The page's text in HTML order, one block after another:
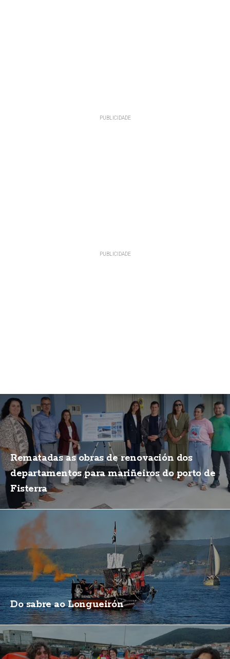
Rematadas as obras de renovación dos
departamentos para mariñeiros do porto de
Fisterra
Do sabre ao Longueirón